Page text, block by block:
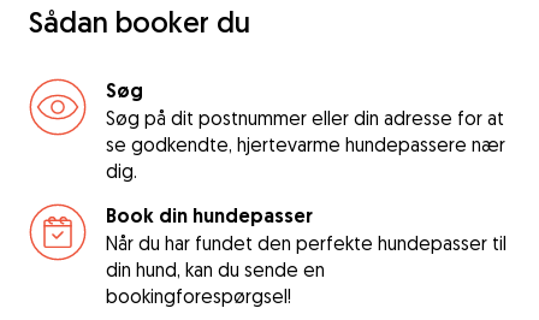
Sådan booker du
Søg
Søg på dit postnummer eller din adresse for at
se godkendte, hjertevarme hundepassere nær
dig.
Book din hundepasser
Når du har fundet den perfekte hundepasser til
din hund, kan du sende en
bookingforespørgsel!